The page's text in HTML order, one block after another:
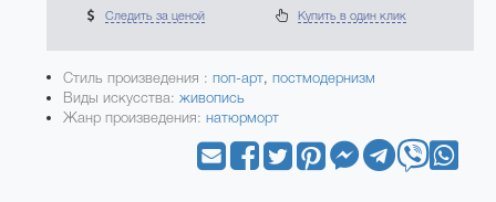
Следить за ценой Купить в один клик
Стиль произведения : поп-арт,постмодернизм
Виды искусства:живопись
Жанр произведения: натюрморт